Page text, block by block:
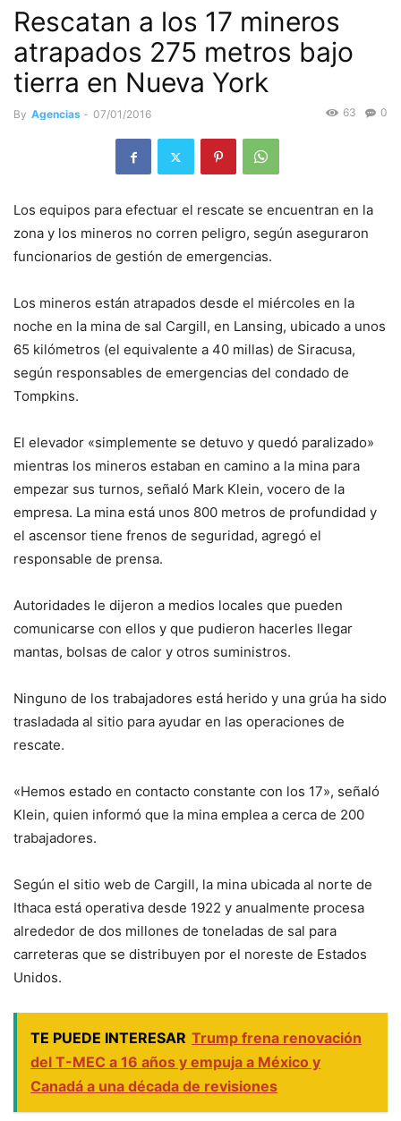
Rescatan a los 17 mineros
atrapados 275 metros bajo
tierra en Nueva York
By Agencias - 07/01/2016 0
63
Los equipos para efectuar el rescate se encuentran en la
zona y los mineros no corren peligro, según aseguraron
funcionarios de gestión de emergencias.
Los mineros están atrapados desde el miércoles en la
noche en la mina de sal Cargill, en Lansing, ubicado a unos
65 kilómetros (el equivalente a 40 millas) de Siracusa,
según responsables de emergencias del condado de
Tompkins.
El elevador «simplemente se detuvo y quedó paralizado»
mientras los mineros estaban en camino a la mina para
empezar sus turnos, señaló Mark Klein, vocero de la
empresa. La mina está unos 800 metros de profundidad y
el ascensor tiene frenos de seguridad, agregó el
responsable de prensa.
Autoridades le dijeron a medios locales que pueden
comunicarse con ellos y que pudieron hacerles llegar
mantas, bolsas de calor y otros suministros.
Ninguno de los trabajadores está herido y una grúa ha sido
trasladada al sitio para ayudar en las operaciones de
rescate.
«Hemos estado en contacto constante con los 17», señaló
Klein, quien informó que la mina emplea a cerca de 200
trabajadores.
Según el sitio web de Cargill, la mina ubicada al norte de
Ithaca está operativa desde 1922 y anualmente procesa
alrededor de dos millones de toneladas de sal para
carreteras que se distribuyen por el noreste de Estados
Unidos.
TE PUEDE INTERESAR Trump frena renovación
del T-MEC a 16 años y empuja a México y
Canadá a una década de revisiones